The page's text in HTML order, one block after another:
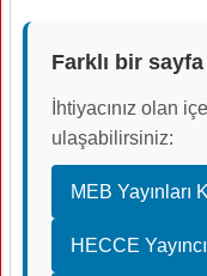
Farklı bir
İhtiyacınız olan
ulaşabilirsiniz:
MEB Yayınları
HECCE